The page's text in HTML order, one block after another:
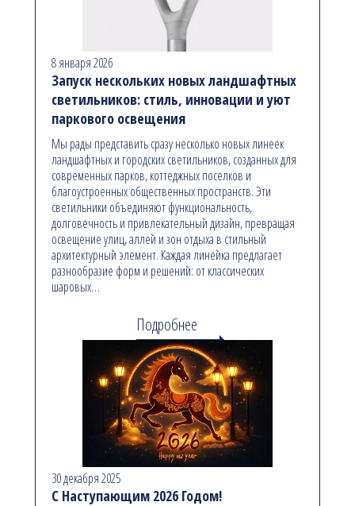
8 января 2026
Запуск нескольких новых ландшафтных
светильников: стиль, инновации и уют
паркового освещения
Мы рады представить сразу несколько новых линеек
ландшафтных и городских светильников, созданных для
современных парков, коттеджных поселков и
благоустроенных общественных пространств. Эти
светильники объединяют функциональность,
долговечность и привлекательный дизайн, превращая
освещение улиц, аллей и зон отдыха в стильный
архитектурный элемент. Каждая линейка предлагает
разнообразие форм и решений: от классических
шаровых…
Подробнее
30 декабря 2025
С Наступающим 2026 Годом!